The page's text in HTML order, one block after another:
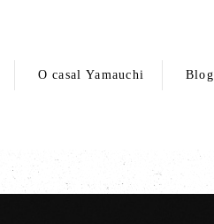
O casal Yamauchi Blog